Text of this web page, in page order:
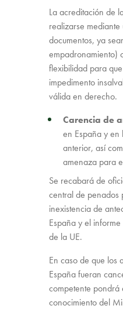
La acreditación de
realizarse
documentos, ya
empadronamiento)
flexibilidad para
impedimento
válida en derecho.
Carencia de
en España y en
anterior, así
amenaza para
Se recabará de
central de penados
inexistencia de
España y el
de la UE.
En caso de que los
España fueran
competente pondrá
conocimiento del